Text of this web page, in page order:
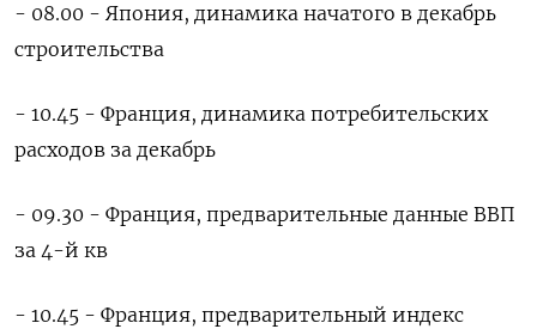
- 08.00 - Япония, динамика начатого в декабрь
строительства
- 10.45 - Франция, динамика потребительских
расходов за декабрь
- 09.30 - Франция, предварительные данные ВВП
за 4-й кв
- 10.45 - Франция, предварительный индекс